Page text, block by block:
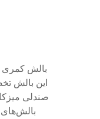
بالش کمری
این بالش
صندلی
بالش‌های